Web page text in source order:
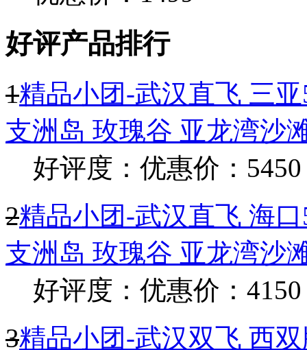
好评产品排行
1精品小团-武汉直飞 三
支洲岛 玫瑰谷 亚龙湾沙
好评度： 优惠价：5450
2精品小团-武汉直飞 海
支洲岛 玫瑰谷 亚龙湾沙
好评度： 优惠价：4150
3精品小团-武汉双飞 西